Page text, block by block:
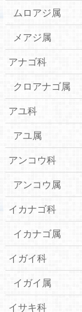
ムロアジ属
メアジ属
アナゴ科
クロアナゴ属
アユ科
アユ属
アンコウ科
アンコウ属
イカナゴ科
イカナゴ属
イガイ科
イガイ属
イサキ科